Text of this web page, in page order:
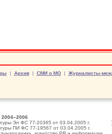
| Архив| СМИ о МО| Журналисты-
Эл ФС 77-20365 от 03.04.2005 г.
ПИ ФС 77-19567 от 03.04.2005 г.